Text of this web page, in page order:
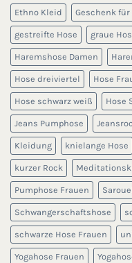
Ethno Kleid Geschenk für
gestreifte Hose graue
Haremshose Damen
Hose dreiviertel Hose
Hose schwarz weiß Hose
Jeans Pumphose
Kleidung knielange Hose
kurzer Rock
Pumphose Frauen
Schwangerschaftshose
schwarze Hose Frauen
Yogahose Frauen